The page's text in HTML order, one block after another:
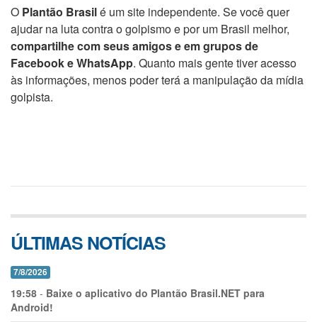
O Plantão Brasilé um site independente. Se você quer
ajudar na luta contra o golpismo e por um Brasil melhor,
compartilhe com seus amigos e em grupos de
Facebook e WhatsApp. Quanto mais gente tiver acesso
às informações, menos poder terá a manipulação da mídia
golpista.
ÚLTIMAS NOTÍCIAS
7/8/2026
19:58 - Baixe o aplicativo do Plantão Brasil.NET para
Android!